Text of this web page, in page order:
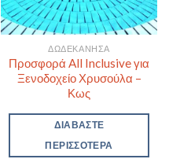
ΔΩΔΕΚΆΝΗΣΑ
Προσφορά All Inclusive για
Ξενοδοχείο Χρυσούλα –
Κως
ΔΙΑΒΆΣΤΕ
ΠΕΡΙΣΣΌΤΕΡΑ